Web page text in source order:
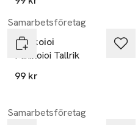
Samarbetsföretag
Minikoioi
Minikoioi Tallrik
99 kr
Samarbetsföretag